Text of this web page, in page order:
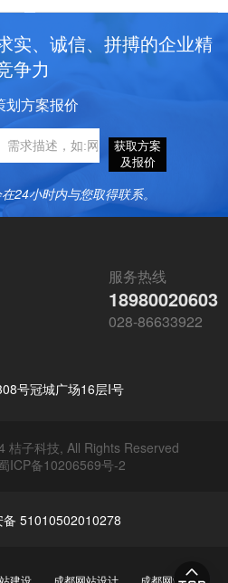
实、诚信、拼搏的企业精
争力
划方案报价
获取方案
及报价
24小时内与您取得联系。
服务热线
18980020603
028-86633922
号冠城广场16层I号
桔子科技, All Rights Reserved
ICP备10206569号-2
备 51010502010278
建设 成都网站设计 成都网站制作